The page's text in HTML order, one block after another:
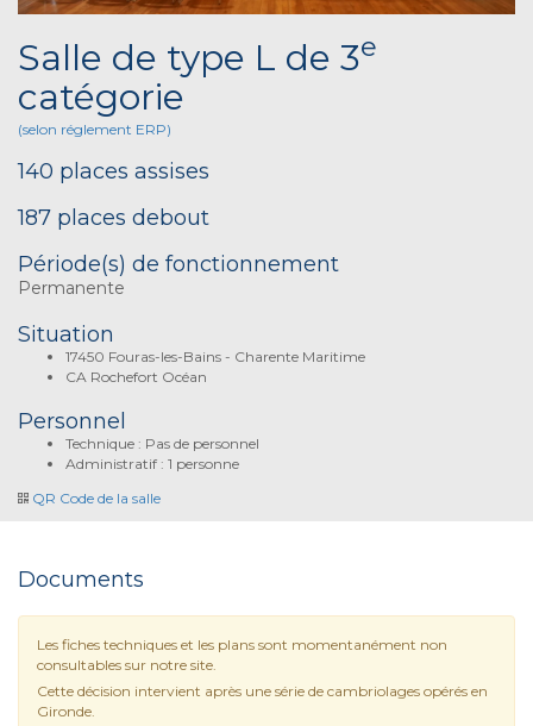
Salle de type L de 3e
catégorie
(selon réglement ERP)
140 places assises
187 places debout
Période(s) de fonctionnement
Permanente
Situation
17450 Fouras-les-Bains - Charente Maritime
CA Rochefort Océan
Personnel
Technique : Pas de personnel
Administratif : 1 personne
QR Code de la salle
Documents
Les fiches techniques et les plans sont momentanément non
consultables sur notre site.
Cette décision intervient après une série de cambriolages opérés en
Gironde.